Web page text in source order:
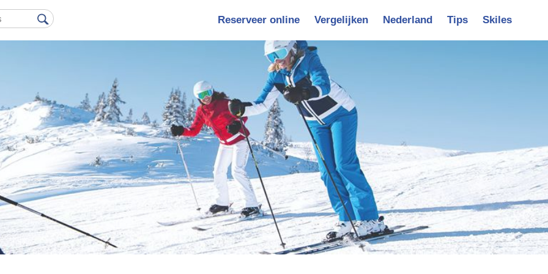
Hoofdnavigatie
Reserveer online Vergelijken Nederland Tips Skiles